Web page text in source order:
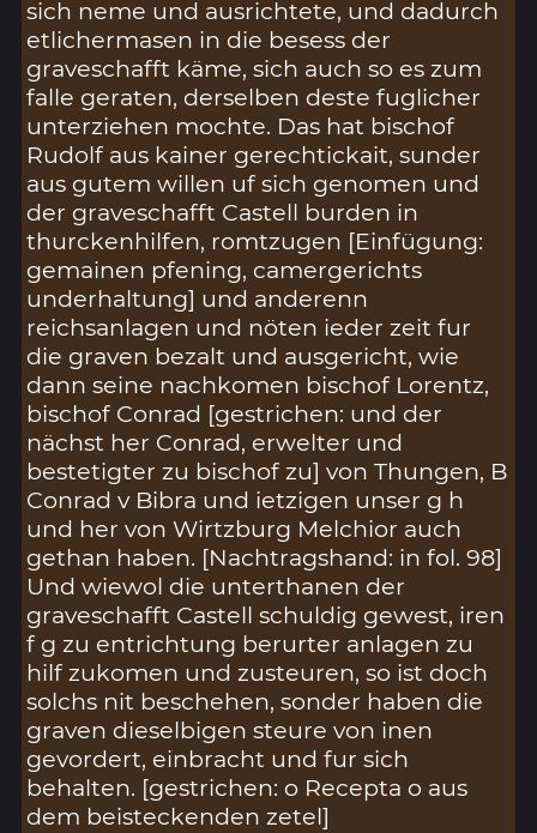
sich neme und ausrichtete, und dadurch
etlichermasen in die besess der
graveschafft käme, sich auch so es zum
falle geraten, derselben deste fuglicher
unterziehen mochte. Das hat bischof
Rudolf aus kainer gerechtickait, sunder
aus gutem willen uf sich genomen und
der graveschafft Castell burden in
thurckenhilfen, romtzugen [Einfügung:
gemainen pfening, camergerichts
underhaltung] und anderenn
reichsanlagen und nöten ieder zeit fur
die graven bezalt und ausgericht, wie
dann seine nachkomen bischof Lorentz,
bischof Conrad [gestrichen: und der
nächst her Conrad, erwelter und
bestetigter zu bischof zu] von Thungen, B
Conrad v Bibra und ietzigen unser g h
und her von Wirtzburg Melchior auch
gethan haben. [Nachtragshand: in fol. 98]
Und wiewol die unterthanen der
graveschafft Castell schuldig gewest, iren
f g zu entrichtung berurter anlagen zu
hilf zukomen und zusteuren, so ist doch
solchs nit beschehen, sonder haben die
graven dieselbigen steure von inen
gevordert, einbracht und fur sich
behalten. [gestrichen: o Recepta o aus
dem beisteckenden zetel]